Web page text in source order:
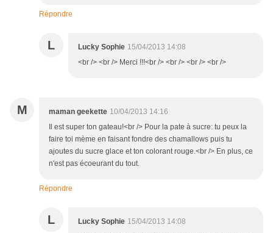
Répondre
L Lucky Sophie 15/04/2013 14:08
<br /> <br /> Merci !!!<br /> <br /> <br /> <br />
M maman geekette 10/04/2013 14:16
Il est super ton gateau!<br /> Pour la pate à sucre: tu peux la
faire toi mème en faisant fondre des chamallows puis tu
ajoutes du sucre glace et ton colorant rouge.<br /> En plus, ce
n'est pas écoeurant du tout.
Répondre
L Lucky Sophie 15/04/2013 14:08